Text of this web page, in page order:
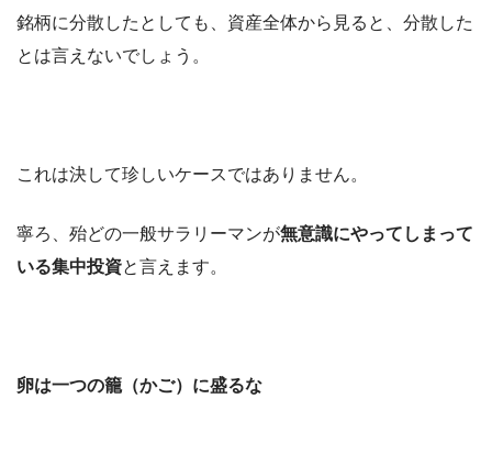
銘柄に分散したとしても、資産全体から見ると、分散した
とは言えないでしょう。
これは決して珍しいケースではありません。
寧ろ、殆どの一般サラリーマンが無意識にやってしまって
いる集中投資と言えます。
卵は一つの籠（かご）に盛るな